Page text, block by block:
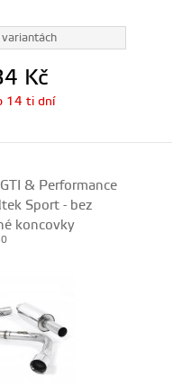
Kč
14 ti dní
& Performance
Sport - bez
koncovky